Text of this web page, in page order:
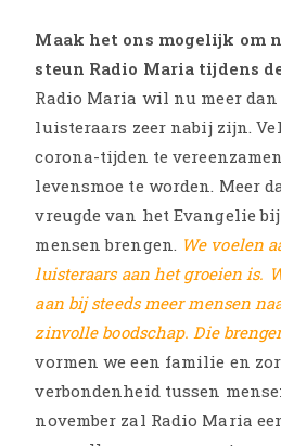
Maak het ons mogelijk om
steun Radio Maria tijdens
Radio Maria wil nu meer
luisteraars zeer nabij zijn.
corona-tijden te
levensmoe te worden. Meer
vreugde van het Evangelie
mensen brengen. We voelen
luisteraars aan het groeien is.
aan bij steeds meer mensen
zinvolle boodschap. Die
vormen we een familie en
verbondenheid tussen
november zal Radio Maria